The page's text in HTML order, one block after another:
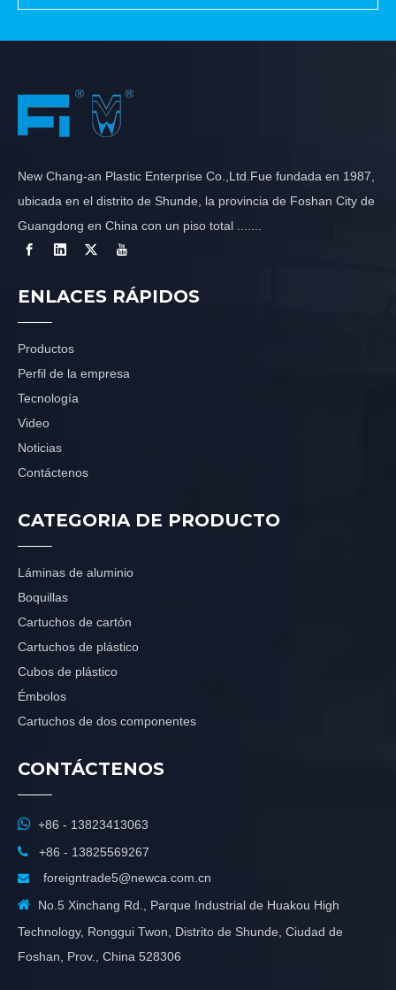
New Chang-an Plastic Enterprise Co.,Ltd.Fue fundada en 1987,
ubicada en el distrito de Shunde, la provincia de Foshan City de
Guangdong en China con un piso total .......
ENLACES RÁPIDOS
Productos
Perfil de la empresa
Tecnología
Video
Noticias
Contáctenos
CATEGORIA DE PRODUCTO
Láminas de aluminio
Boquillas
Cartuchos de cartón
Cartuchos de plástico
Cubos de plástico
Émbolos
Cartuchos de dos componentes
CONTÁCTENOS
 +86 - 13823413063
 +86 - 13825569267

foreigntrade5@newca.com.cn
 No.5 Xinchang Rd., Parque Industrial de Huakou High
Technology, Ronggui Twon, Distrito de Shunde, Ciudad de
Foshan, Prov., China 528306